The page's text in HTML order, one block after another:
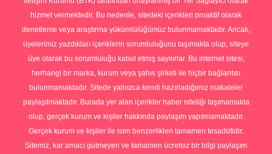
hizmet vermektedir. Bu nedenle, sitedeki içerikleri proaktif olarak
denetleme veya araştırma yükümlülüğümüz bulunmamaktadır. Ancak,
üyelerimiz yazdıkları içeriklerin sorumluluğunu taşımakta olup, siteye
üye olarak bu sorumluluğu kabul etmiş sayılırlar. Bu internet sitesi,
herhangi bir marka, kurum veya şahıs şirketi ile hiçbir bağlantısı
bulunmamaktadır. Sitede yalnızca kendi hazırladığımız makaleler
paylaşılmaktadır. Burada yer alan içerikler haber niteliği taşımamakta
olup, gerçek kurum ve kişiler hakkında paylaşım yapılmamaktadır.
Gerçek kurum ve kişiler ile isim benzerlikleri tamamen tesadüfidir.
Sitemiz, kar amacı gütmeyen ve tamamen ücretsiz bir bilgi paylaşım